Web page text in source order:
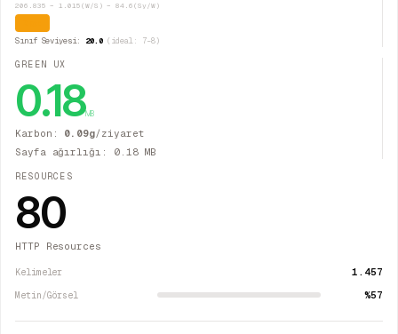
206.835 − 1.015(W/S) − 84.6(Sy/W)
Sınıf Seviyesi: 20.0(ideal: 7–8)
GREEN UX
0.18MB
Karbon: 0.09g/ziyaret
Sayfa ağırlığı: 0.18MB
RESOURCES
80
HTTP Resources
Kelimeler 1.457
Metin/Görsel %57